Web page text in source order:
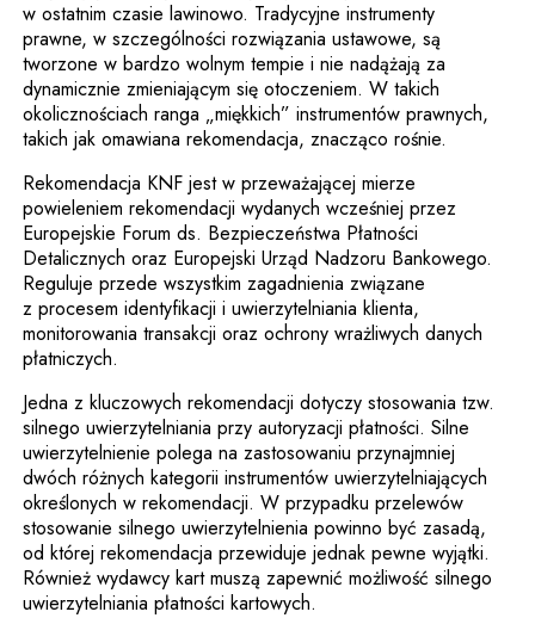
w ostatnim czasie lawinowo. Tradycyjne instrumenty
prawne, w szczególności rozwiązania ustawowe, są
tworzone w bardzo wolnym tempie i nie nadążają za
dynamicznie zmieniającym się otoczeniem. W takich
okolicznościach ranga „miękkich” instrumentów prawnych,
takich jak omawiana rekomendacja, znacząco rośnie.
Rekomendacja KNF jest w przeważającej mierze
powieleniem rekomendacji wydanych wcześniej przez
Europejskie Forum ds. Bezpieczeństwa Płatności
Detalicznych oraz Europejski Urząd Nadzoru Bankowego.
Reguluje przede wszystkim zagadnienia związane
z procesem identyfikacji i uwierzytelniania klienta,
monitorowania transakcji oraz ochrony wrażliwych danych
płatniczych.
Jedna z kluczowych rekomendacji dotyczy stosowania tzw.
silnego uwierzytelniania przy autoryzacji płatności. Silne
uwierzytelnienie polega na zastosowaniu przynajmniej
dwóch różnych kategorii instrumentów uwierzytelniających
określonych w rekomendacji. W przypadku przelewów
stosowanie silnego uwierzytelnienia powinno być zasadą,
od której rekomendacja przewiduje jednak pewne wyjątki.
Również wydawcy kart muszą zapewnić możliwość silnego
uwierzytelniania płatności kartowych.